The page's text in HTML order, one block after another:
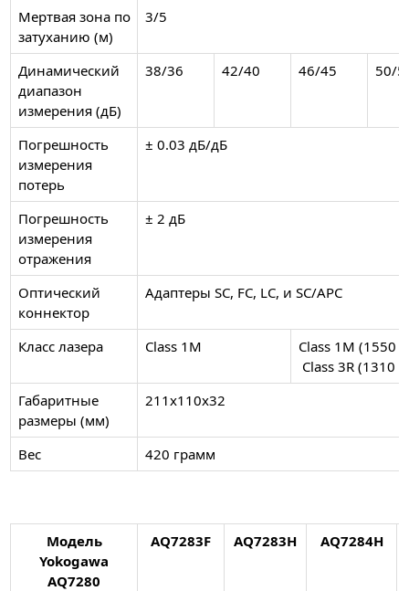
Мертвая зона по
затуханию (м)
3/5
Динамический
диапазон
измерения (дБ)
38/36 42/40 46/45 50/
Погрешность
измерения
потерь
± 0.03 дБ/дБ
Погрешность
измерения
отражения
± 2 дБ
Оптический
коннектор
Адаптеры SC, FC, LC, и SC/APC
Класс лазера Class 1M
Class 1M (1550
Class 3R (1310
Габаритные
размеры (мм)
211х110х32
Вес 420 грамм
Модель
Yokogawa
AQ7280
AQ7283F AQ7283H AQ7284H